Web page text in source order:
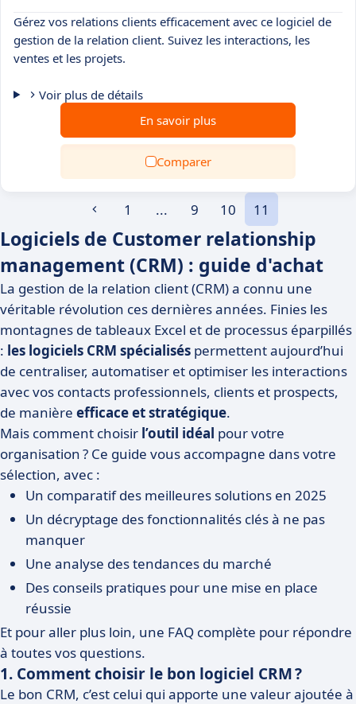
Gérez vos relations clients efficacement avec ce logiciel de
gestion de la relation client. Suivez les interactions, les
ventes et les projets.
Voir plus de détails
En savoir plus
Comparer
1 ... 9 10 11
Logiciels de Customer relationship
management (CRM) : guide d'achat
La gestion de la relation client (CRM) a connu une
véritable révolution ces dernières années. Finies les
montagnes de tableaux Excel et de processus éparpillés
: les logiciels CRM spécialisés permettent aujourd’hui
de centraliser, automatiser et optimiser les interactions
avec vos contacts professionnels, clients et prospects,
de manière efficace et stratégique.
Mais comment choisir l’outil idéal pour votre
organisation ? Ce guide vous accompagne dans votre
sélection, avec :
Un comparatif des meilleures solutions en 2025
Un décryptage des fonctionnalités clés à ne pas
manquer
Une analyse des tendances du marché
Des conseils pratiques pour une mise en place
réussie
Et pour aller plus loin, une FAQ complète pour répondre
à toutes vos questions.
1. Comment choisir le bon logiciel CRM ?
Le bon CRM, c’est celui qui apporte une valeur ajoutée à